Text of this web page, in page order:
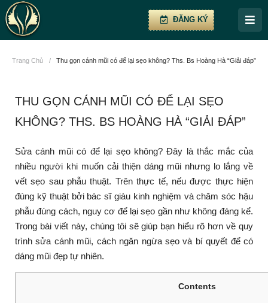
ĐĂNG KÝ
Trang Chủ / Thu gọn cánh mũi có để lại sẹo không? Ths. Bs Hoàng Hà “Giải đáp”
THU GỌN CÁNH MŨI CÓ ĐỂ LẠI SẸO
KHÔNG? THS. BS HOÀNG HÀ “GIẢI ĐÁP”
Sửa cánh mũi có để lại sẹo không? Đây là thắc mắc của
nhiều người khi muốn cải thiện dáng mũi nhưng lo lắng về
vết sẹo sau phẫu thuật. Trên thực tế, nếu được thực hiện
đúng kỹ thuật bởi bác sĩ giàu kinh nghiệm và chăm sóc hậu
phẫu đúng cách, nguy cơ để lại sẹo gần như không đáng kể.
Trong bài viết này, chúng tôi sẽ giúp bạn hiểu rõ hơn về quy
trình sửa cánh mũi, cách ngăn ngừa sẹo và bí quyết để có
dáng mũi đẹp tự nhiên.
Contents